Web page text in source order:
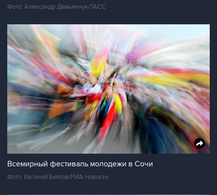
Фото: Александр Демьянчук/ТАСС
Всемирный фестиваль молодежи в Сочи
Фото: Евгений Биятов/РИА Новости